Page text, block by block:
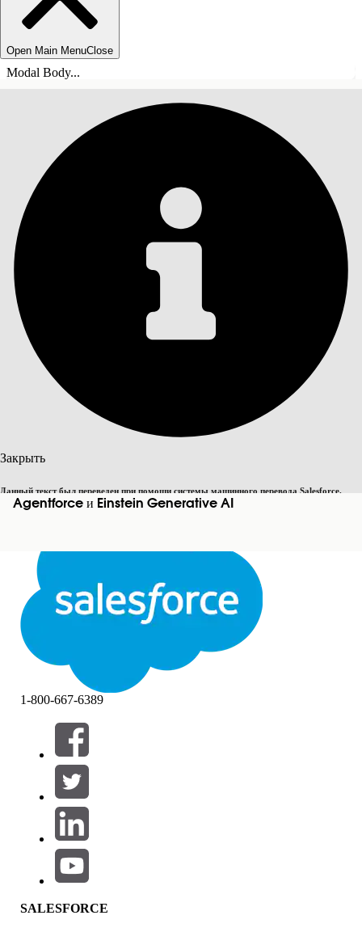
Open Main MenuClose
Modal Body...
Закрыть
Данный текст был переведен при помощи системы машинного перевода Salesforce.
Дополнительные сведения см.здесь .
Переключить на английский
Закрыть
Agentforce и Einstein Generative AI
СОДЕРЖАНИЕ
Фильтры (0)
ВЫБРАТЬ ФИЛЬТРЫ
Область продуктов
Влияние на функции
1-800-667-6389
SALESFORCE